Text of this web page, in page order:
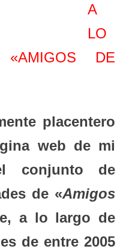
A
LO
«AMIGOS DE
placentero
web de mi
conjunto de
de «Amigos
a lo largo de
de entre 2005